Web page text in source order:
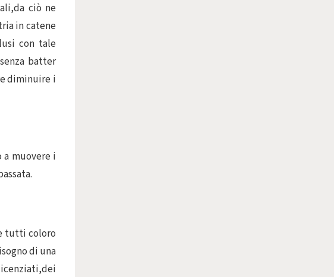
ciò ne
in catene
con tale
batter
diminuire i
muovere i
tutti coloro
di una